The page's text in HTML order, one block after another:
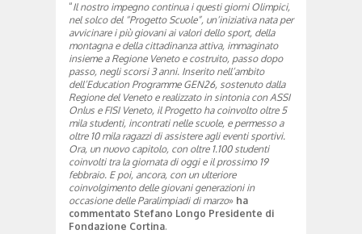
“Il nostro impegno continua i questi giorni Olimpici,
nel solco del “Progetto Scuole”, un’iniziativa nata per
avvicinare i più giovani ai valori dello sport, della
montagna e della cittadinanza attiva, immaginato
insieme a Regione Veneto e costruito, passo dopo
passo, negli scorsi 3 anni. Inserito nell’ambito
dell’Education Programme GEN26, sostenuto dalla
Regione del Veneto e realizzato in sintonia con ASSI
Onlus e FISI Veneto, il Progetto ha coinvolto oltre 5
mila studenti, incontrati nelle scuole, e permesso a
oltre 10 mila ragazzi di assistere agli eventi sportivi.
Ora, un nuovo capitolo, con oltre 1.100 studenti
coinvolti tra la giornata di oggi e il prossimo 19
febbraio. E poi, ancora, con un ulteriore
coinvolgimento delle giovani generazioni in
occasione delle Paralimpiadi di marzo» ha
commentato Stefano Longo Presidente di
Fondazione Cortina.